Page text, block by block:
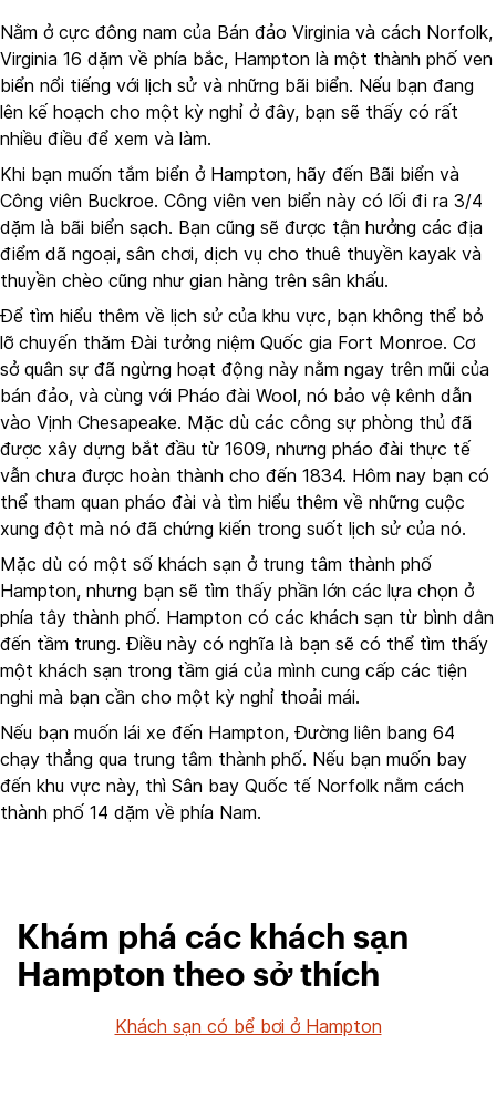
Nằm ở cực đông nam của Bán đảo Virginia và cách Norfolk,
Virginia 16 dặm về phía bắc, Hampton là một thành phố ven
biển nổi tiếng với lịch sử và những bãi biển. Nếu bạn đang
lên kế hoạch cho một kỳ nghỉ ở đây, bạn sẽ thấy có rất
nhiều điều để xem và làm.
Khi bạn muốn tắm biển ở Hampton, hãy đến Bãi biển và
Công viên Buckroe. Công viên ven biển này có lối đi ra 3/4
dặm là bãi biển sạch. Bạn cũng sẽ được tận hưởng các địa
điểm dã ngoại, sân chơi, dịch vụ cho thuê thuyền kayak và
thuyền chèo cũng như gian hàng trên sân khấu.
Để tìm hiểu thêm về lịch sử của khu vực, bạn không thể bỏ
lỡ chuyến thăm Đài tưởng niệm Quốc gia Fort Monroe. Cơ
sở quân sự đã ngừng hoạt động này nằm ngay trên mũi của
bán đảo, và cùng với Pháo đài Wool, nó bảo vệ kênh dẫn
vào Vịnh Chesapeake. Mặc dù các công sự phòng thủ đã
được xây dựng bắt đầu từ 1609, nhưng pháo đài thực tế
vẫn chưa được hoàn thành cho đến 1834. Hôm nay bạn có
thể tham quan pháo đài và tìm hiểu thêm về những cuộc
xung đột mà nó đã chứng kiến trong suốt lịch sử của nó.
Mặc dù có một số khách sạn ở trung tâm thành phố
Hampton, nhưng bạn sẽ tìm thấy phần lớn các lựa chọn ở
phía tây thành phố. Hampton có các khách sạn từ bình dân
đến tầm trung. Điều này có nghĩa là bạn sẽ có thể tìm thấy
một khách sạn trong tầm giá của mình cung cấp các tiện
nghi mà bạn cần cho một kỳ nghỉ thoải mái.
Nếu bạn muốn lái xe đến Hampton, Đường liên bang 64
chạy thẳng qua trung tâm thành phố. Nếu bạn muốn bay
đến khu vực này, thì Sân bay Quốc tế Norfolk nằm cách
thành phố 14 dặm về phía Nam.
Khám phá các khách sạn
Hampton theo sở thích
Khách sạn có bể bơi ở Hampton